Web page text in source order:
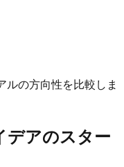
ルの方向性を比較しま
デアのスター